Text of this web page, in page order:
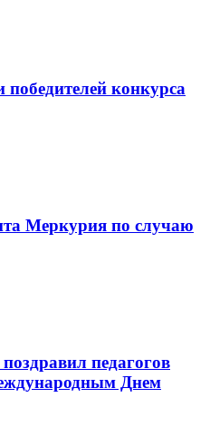
конкурса
Меркурия по случаю
педагогов
Днем